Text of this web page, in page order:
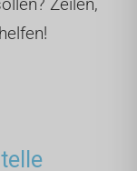
Zeilen,